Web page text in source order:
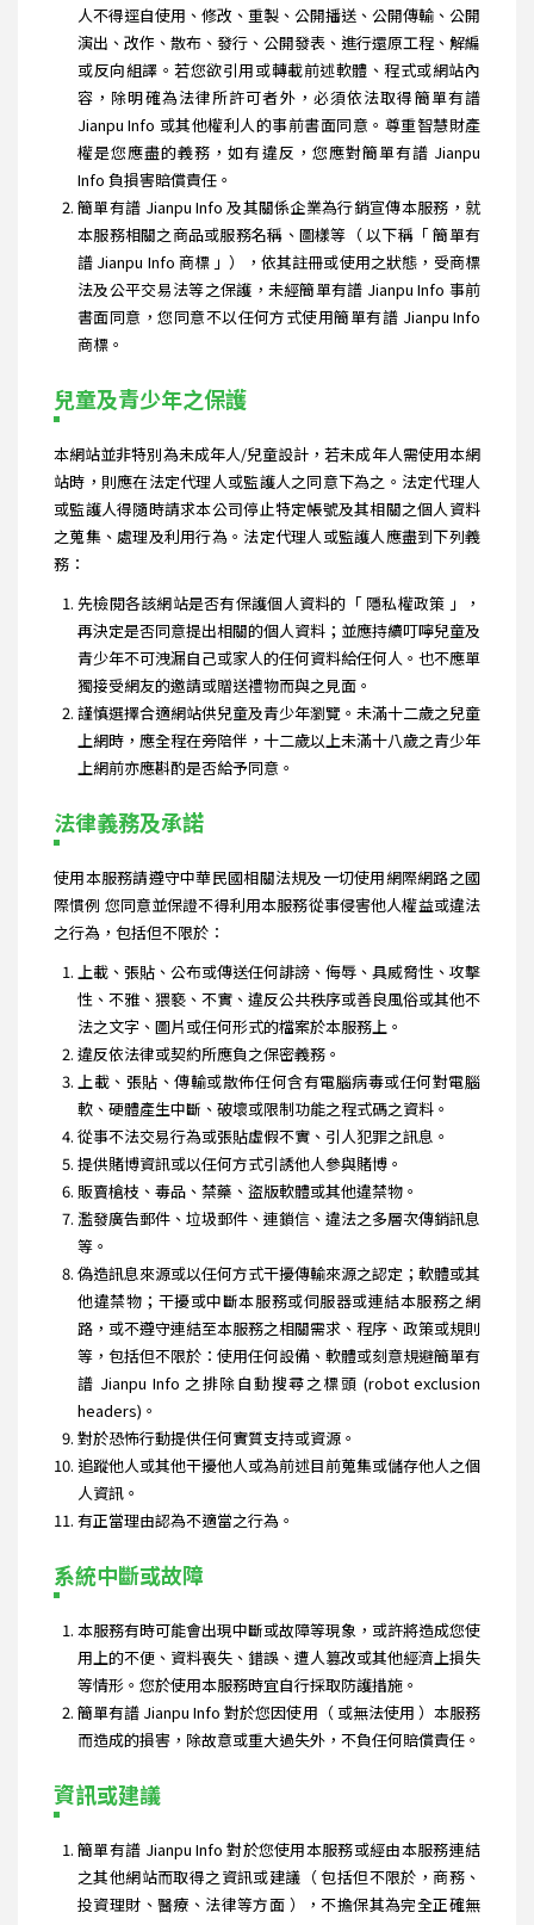
人不得逕自使用、修改、重製、公開播送、公開傳輸、公開
演出、改作、散布、發行、公開發表、進行還原工程、解編
或反向組譯。若您欲引用或轉載前述軟體、程式或網站內
容，除明確為法律所許可者外，必須依法取得簡單有譜
Jianpu Info 或其他權利人的事前書面同意。尊重智慧財產
權是您應盡的義務，如有違反，您應對簡單有譜 Jianpu
Info 負損害賠償責任。
簡單有譜 Jianpu Info 及其關係企業為行銷宣傳本服務，就
本服務相關之商品或服務名稱、圖樣等（ 以下稱「 簡單有
譜 Jianpu Info 商標 」），依其註冊或使用之狀態，受商標
法及公平交易法等之保護，未經簡單有譜 Jianpu Info 事前
書面同意，您同意不以任何方式使用簡單有譜 Jianpu Info
商標。
兒童及青少年之保護
本網站並非特別為未成年人/兒童設計，若未成年人需使用本網
站時，則應在法定代理人或監護人之同意下為之。法定代理人
或監護人得隨時請求本公司停止特定帳號及其相關之個人資料
之蒐集、處理及利用行為。法定代理人或監護人應盡到下列義
務：
先檢閱各該網站是否有保護個人資料的「 隱私權政策 」，
再決定是否同意提出相關的個人資料；並應持續叮嚀兒童及
青少年不可洩漏自己或家人的任何資料給任何人。也不應單
獨接受網友的邀請或贈送禮物而與之見面。
謹慎選擇合適網站供兒童及青少年瀏覽。未滿十二歲之兒童
上網時，應全程在旁陪伴，十二歲以上未滿十八歲之青少年
上網前亦應斟酌是否給予同意。
法律義務及承諾
使用本服務請遵守中華民國相關法規及一切使用網際網路之國
際慣例 您同意並保證不得利用本服務從事侵害他人權益或違法
之行為，包括但不限於：
上載、張貼、公布或傳送任何誹謗、侮辱、具威脅性、攻擊
性、不雅、猥褻、不實、違反公共秩序或善良風俗或其他不
法之文字、圖片或任何形式的檔案於本服務上。
違反依法律或契約所應負之保密義務。
上載、張貼、傳輸或散佈任何含有電腦病毒或任何對電腦
軟、硬體產生中斷、破壞或限制功能之程式碼之資料。
從事不法交易行為或張貼虛假不實、引人犯罪之訊息。
提供賭博資訊或以任何方式引誘他人參與賭博。
販賣槍枝、毒品、禁藥、盜版軟體或其他違禁物。
濫發廣告郵件、垃圾郵件、連鎖信、違法之多層次傳銷訊息
等。
偽造訊息來源或以任何方式干擾傳輸來源之認定；軟體或其
他違禁物；干擾或中斷本服務或伺服器或連結本服務之網
路，或不遵守連結至本服務之相關需求、程序、政策或規則
等，包括但不限於：使用任何設備、軟體或刻意規避簡單有
譜 Jianpu Info 之排除自動搜尋之標頭 (robot exclusion
headers)。
對於恐怖行動提供任何實質支持或資源。
追蹤他人或其他干擾他人或為前述目前蒐集或儲存他人之個
人資訊。
有正當理由認為不適當之行為。
系統中斷或故障
本服務有時可能會出現中斷或故障等現象，或許將造成您使
用上的不便、資料喪失、錯誤、遭人篡改或其他經濟上損失
等情形。您於使用本服務時宜自行採取防護措施。
簡單有譜 Jianpu Info 對於您因使用（ 或無法使用 ）本服務
而造成的損害，除故意或重大過失外，不負任何賠償責任。
資訊或建議
簡單有譜 Jianpu Info 對於您使用本服務或經由本服務連結
之其他網站而取得之資訊或建議（ 包括但不限於，商務、
投資理財、醫療、法律等方面 ），不擔保其為完全正確無